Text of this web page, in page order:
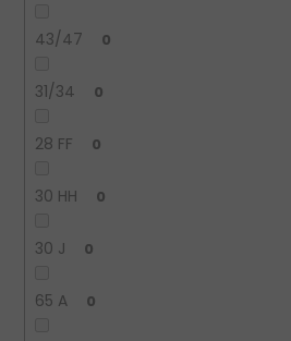
43/47 0
31/34 0
28 FF 0
30 HH 0
30 J 0
65 A 0